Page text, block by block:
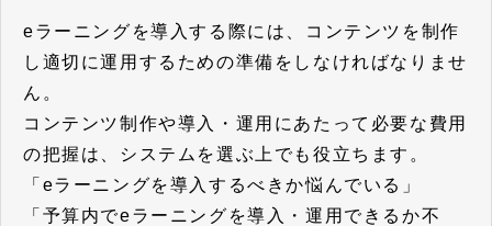
eラーニングを導入する際には、コンテンツを制作
し適切に運用するための準備をしなければなりませ
ん。
コンテンツ制作や導入・運用にあたって必要な費用
の把握は、システムを選ぶ上でも役立ちます。
「eラーニングを導入するべきか悩んでいる」
「予算内でeラーニングを導入・運用できるか不